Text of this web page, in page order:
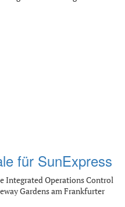
für SunExpress
Integrated Operations Control
Gardens am Frankfurter